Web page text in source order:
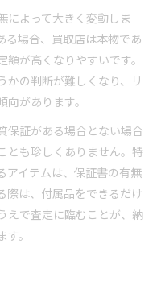
によって大きく変動しま
る場合、買取店は本物であ
が高くなりやすいです。
かの判断が難しくなり、リ
があります。
保証がある場合とない場合
とも珍しくありません。特
アイテムは、保証書の有無
際は、付属品をできるだけ
えで査定に臨むことが、納
。